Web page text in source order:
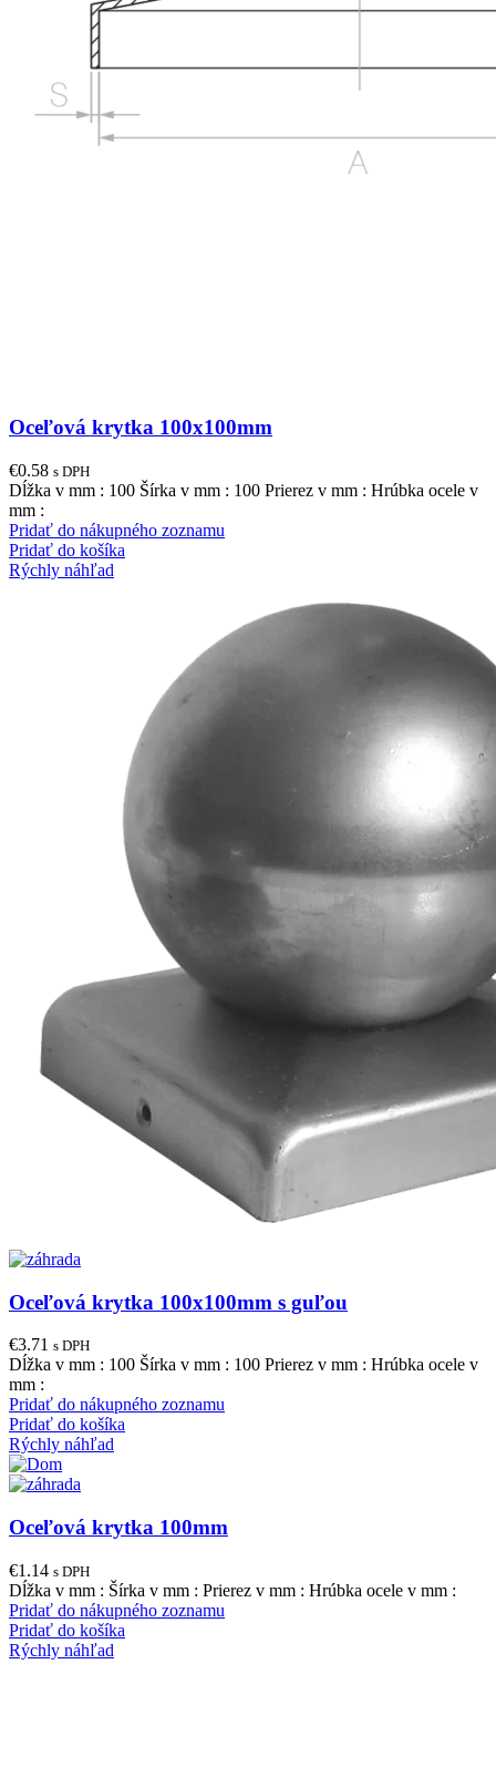
Oceľová krytka 100x100mm
€0.58 s DPH
Dĺžka v mm : 100 Šírka v mm : 100 Prierez v mm : Hrúbka ocele v
mm :
Pridať do nákupného zoznamu
Pridať do košíka
Rýchly náhľad
Oceľová krytka 100x100mm s guľou
€3.71 s DPH
Dĺžka v mm : 100 Šírka v mm : 100 Prierez v mm : Hrúbka ocele v
mm :
Pridať do nákupného zoznamu
Pridať do košíka
Rýchly náhľad
Oceľová krytka 100mm
€1.14 s DPH
Dĺžka v mm : Šírka v mm : Prierez v mm : Hrúbka ocele v mm :
Pridať do nákupného zoznamu
Pridať do košíka
Rýchly náhľad